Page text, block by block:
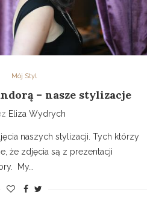
Mój Styl
– nasze stylizacje
Eliza Wydrych
naszych stylizacji. Tych którzy
że zdjęcia są z prezentacji
My…